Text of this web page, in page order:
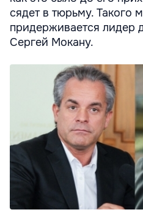
сядет в тюрьму. Такого
придерживается лидер
Сергей Мокану.